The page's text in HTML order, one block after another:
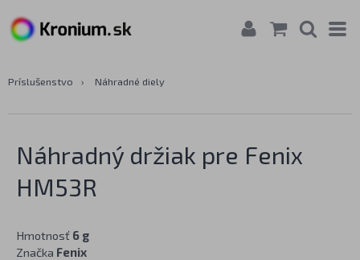
Príslušenstvo › Náhradné diely
Náhradný držiak pre Fenix
HM53R
Hmotnosť 6 g
Značka Fenix